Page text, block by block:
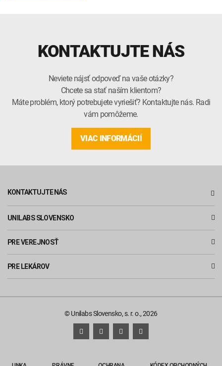
KONTAKTUJTE NÁS
Neviete nájsť odpoveď na vaše otázky?
Chcete sa stať naším klientom?
Máte problém, ktorý potrebujete vyriešiť? Kontaktujte nás. Radi
vám pomôžeme.
VIAC INFORMÁCIÍ
KONTAKTUJTE NÁS
UNILABS SLOVENSKO
PRE VEREJNOSŤ
PRE LEKÁROV
© Unilabs Slovensko, s. r. o., 2026